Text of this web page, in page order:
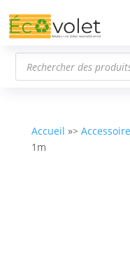
Recherche
produits
Accueil »>
1m